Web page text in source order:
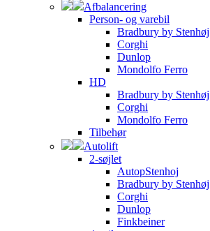
Afbalancering
Person- og varebil
Bradbury by Stenhøj
Corghi
Dunlop
Mondolfo Ferro
HD
Bradbury by Stenhøj
Corghi
Mondolfo Ferro
Tilbehør
Autolift
2-søjlet
AutopStenhoj
Bradbury by Stenhøj
Corghi
Dunlop
Finkbeiner